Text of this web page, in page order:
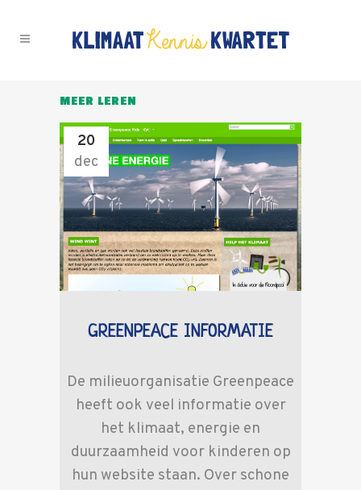
MEER LEREN
20
dec
GREENPEACE INFORMATIE
De milieuorganisatie Greenpeace
heeft ook veel informatie over
het klimaat, energie en
duurzaamheid voor kinderen op
hun website staan. Over schone